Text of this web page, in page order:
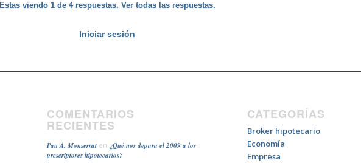
Estas viendo 1 de 4 respuestas. Ver todas las respuestas.
Iniciar sesión
COMENTARIOS
RECIENTES
Pau A. Monserraten ¿Qué nos depara el 2009 a los
prescriptores hipotecarios?
CATEGORÍAS
Broker hipotecario
Economía
Empresa